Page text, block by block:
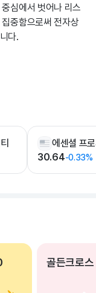
심에서 벗어나 리스
중함으로써 전자상
다.
30.64-0.33%
골든크로스